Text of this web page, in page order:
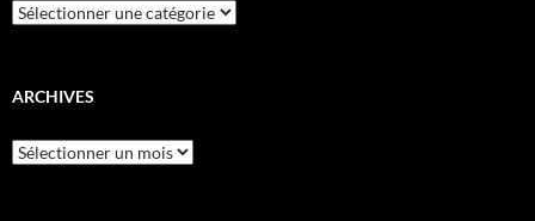
Catégories
ARCHIVES
Archives